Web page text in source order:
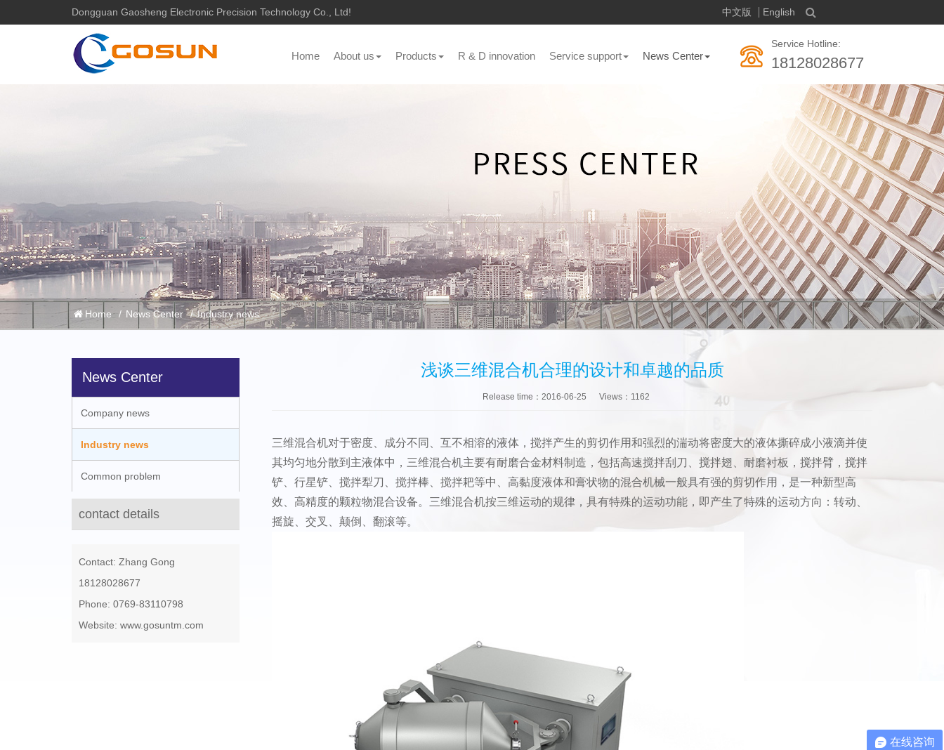
Dongguan Gaosheng Electronic Precision Technology Co., Ltd! 中文版 English
Home About us Products R & D innovation Service support News Center
Service Hotline:
18128028677
Home / News Center / Industry news
News Center
Company news
Industry news
Common problem
contact details
Contact: Zhang Gong
18128028677
Phone: 0769-83110798
Website: www.gosuntm.com
浅谈三维混合机合理的设计和卓越的品质
Release time：2016-06-25 Views： 1162
三维混合机对于密度、成分不同、互不相溶的液体，搅拌产生的剪切作用和强烈的湍动将密度大的液体撕碎成小液滴并使
其均匀地分散到主液体中，三维混合机主要有耐磨合金材料制造，包括高速搅拌刮刀、搅拌翅、耐磨衬板，搅拌臂，搅拌
铲、行星铲、搅拌犁刀、搅拌棒、搅拌耙等中、高黏度液体和膏状物的混合机械一般具有强的剪切作用，是一种新型高
效、高精度的颗粒物混合设备。三维混合机按三维运动的规律，具有特殊的运动功能，即产生了特殊的运动方向：转动、
摇旋、交叉、颠倒、翻滚等。
在线咨询